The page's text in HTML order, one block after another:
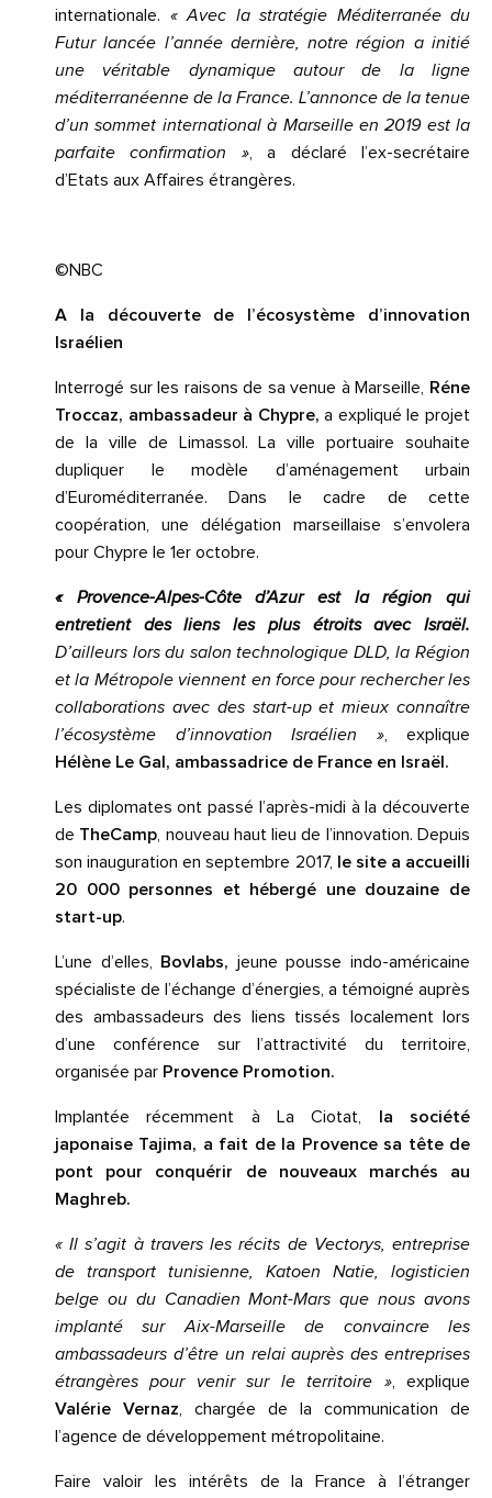
internationale. « Avec la stratégie Méditerranée du
Futur lancée l’année dernière, notre région a initié
une véritable dynamique autour de la ligne
méditerranéenne de la France. L’annonce de la tenue
d’un sommet international à Marseille en 2019 est la
parfaite confirmation », a déclaré l’ex-secrétaire
d’Etats aux Affaires étrangères.
©NBC
A la découverte de l’écosystème d’innovation
Israélien
Interrogé sur les raisons de sa venue à Marseille, Réne
Troccaz, ambassadeur à Chypre, a expliqué le projet
de la ville de Limassol. La ville portuaire souhaite
dupliquer le modèle d’aménagement urbain
d’Euroméditerranée. Dans le cadre de cette
coopération, une délégation marseillaise s’envolera
pour Chypre le 1er octobre.
« Provence-Alpes-Côte d’Azur est la région qui
entretient des liens les plus étroits avec Israël.
D’ailleurs lors du salon technologique DLD, la Région
et la Métropole viennent en force pour rechercher les
collaborations avec des start-up et mieux connaître
l’écosystème d’innovation Israélien », explique
Hélène Le Gal, ambassadrice de France en Israël.
Les diplomates ont passé l’après-midi à la découverte
de TheCamp, nouveau haut lieu de l’innovation. Depuis
son inauguration en septembre 2017,
le site a accueilli
20 000 personnes et hébergé une douzaine de
start-up.
L’une d’elles, Bovlabs, jeune pousse indo-américaine
spécialiste de l’échange d’énergies, a témoigné auprès
des ambassadeurs des liens tissés localement lors
d’une conférence sur l’attractivité du territoire,
organisée par Provence Promotion.
Implantée récemment à La Ciotat, la société
japonaise Tajima, a fait de la Provence sa tête de
pont pour conquérir de nouveaux marchés au
Maghreb.
« Il s’agit à travers les récits de Vectorys, entreprise
de transport tunisienne, Katoen Natie, logisticien
belge ou du Canadien Mont-Mars que nous avons
implanté sur Aix-Marseille de convaincre les
ambassadeurs d’être un relai auprès des entreprises
étrangères pour venir sur le territoire », explique
Valérie Vernaz, chargée de la communication de
l’agence de développement métropolitaine.
Faire valoir les intérêts de la France à l’étranger